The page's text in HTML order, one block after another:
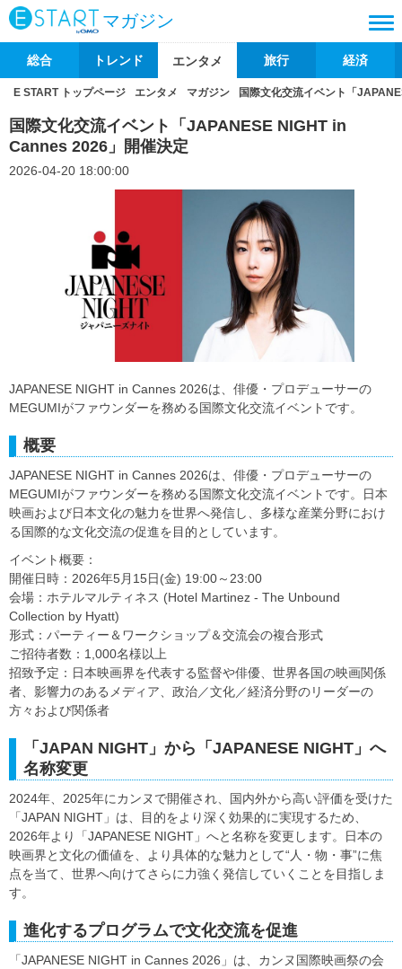
マガジン
総合 トレンド エンタメ 旅行 経済
E START トップページ エンタメ マガジン 国際文化交流イベント「
国際文化交流イベント「JAPANESE NIGHT in
Cannes 2026」開催決定
2026-04-20 18:00:00
JAPANESE NIGHT in Cannes 2026は、俳優・プロデューサーの
MEGUMIがファウンダーを務める国際文化交流イベントです。
概要
JAPANESE NIGHT in Cannes 2026は、俳優・プロデューサーの
MEGUMIがファウンダーを務める国際文化交流イベントです。日本
映画および日本文化の魅力を世界へ発信し、多様な産業分野におけ
る国際的な文化交流の促進を目的としています。
イベント概要：
開催日時：2026年5月15日(金) 19:00～23:00
会場：ホテルマルティネス (Hotel Martinez - The Unbound
Collection by Hyatt)
形式：パーティー＆ワークショップ＆交流会の複合形式
ご招待者数：1,000名様以上
招致予定：日本映画界を代表する監督や俳優、世界各国の映画関係
者、影響力のあるメディア、政治／文化／経済分野のリーダーの
方々および関係者
「JAPAN NIGHT」から「JAPANESE NIGHT」へ
名称変更
2024年、2025年にカンヌで開催され、国内外から高い評価を受けた
「JAPAN NIGHT」は、目的をより深く効果的に実現するため、
2026年より「JAPANESE NIGHT」へと名称を変更します。日本の
映画界と文化の価値を、より具体的な魅力として“人・物・事”に焦
点を当て、世界へ向けてさらに力強く発信していくことを目指しま
す。
進化するプログラムで文化交流を促進
「JAPANESE NIGHT in Cannes 2026」は、カンヌ国際映画祭の会